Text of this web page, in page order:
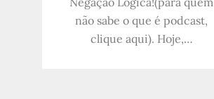
não sabe o que é podcast,
clique aqui). Hoje,…